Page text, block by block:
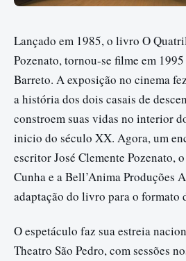
Lançado em 1985, o livro O
Pozenato, tornou-se filme em
Barreto. A exposição no cinema
a história dos dois casais de
constroem suas vidas no interior
inicio do século XX. Agora, um
escritor José Clemente Pozenato,
Cunha e a Bell’Anima Produções
adaptação do livro para o formato
O espetáculo faz sua estreia
Theatro São Pedro, com sessões